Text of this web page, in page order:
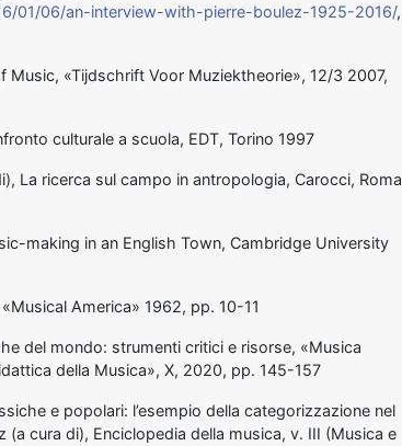
01/06/an-interview-with-pierre-boulez-1925-2016/,
Music, «Tijdschrift Voor Muziektheorie», 12/3 2007,
culturale a scuola, EDT, Torino 1997
La ricerca sul campo in antropologia, Carocci, Roma
making in an English Town, Cambridge University
America» 1962, pp. 10-11
del mondo: strumenti critici e risorse, «Musica
della Musica», X, 2020, pp. 145-157
e popolari: l’esempio della categorizzazione nel
(a cura di), Enciclopedia della musica, v. III (Musica e